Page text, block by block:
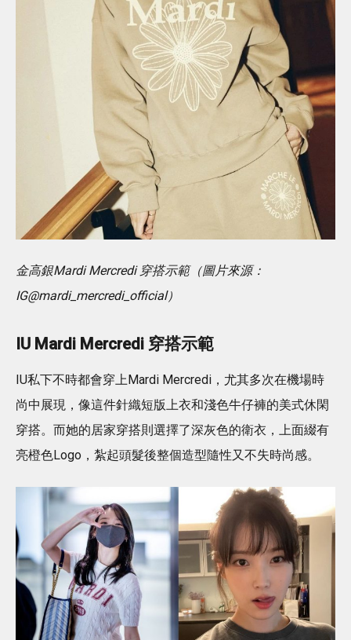
金高銀Mardi Mercredi 穿搭示範（圖片來源：
IG@mardi_mercredi_official）
IU Mardi Mercredi 穿搭示範
IU私下不時都會穿上Mardi Mercredi，尤其多次在機場時
尚中展現，像這件針織短版上衣和淺色牛仔褲的美式休閑
穿搭。而她的居家穿搭則選擇了深灰色的衛衣，上面綴有
亮橙色Logo，紮起頭髮後整個造型隨性又不失時尚感。